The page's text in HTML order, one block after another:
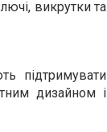
викрутки та
підтримувати
дизайном і